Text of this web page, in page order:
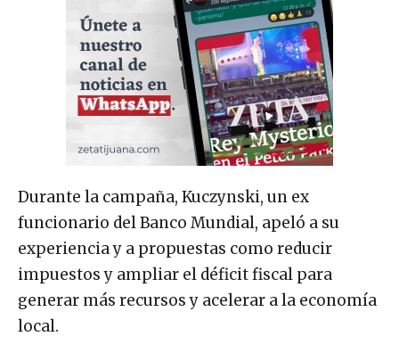
Durante la campaña, Kuczynski, un ex
funcionario del Banco Mundial, apeló a su
experiencia y a propuestas como reducir
impuestos y ampliar el déficit fiscal para
generar más recursos y acelerar a la economía
local.